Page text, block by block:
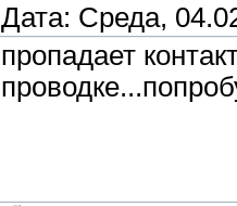
Дата: Среда,
пропадает